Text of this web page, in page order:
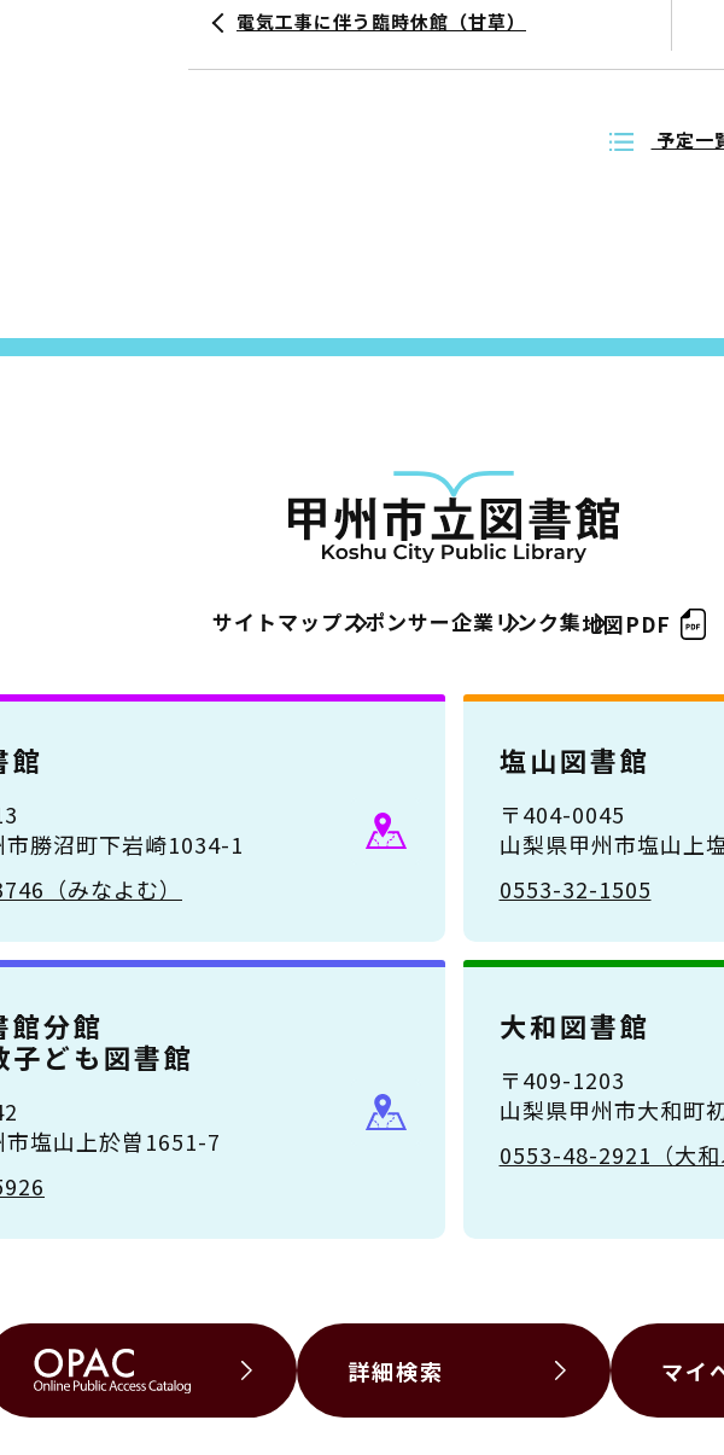
電気工事に伴う臨時休館（甘草）
予定一
サイトマップスポンサー企業リンク集地図PDF
館
市勝沼町下岩崎1034-1
（みなよむ）
塩山図書館
〒404-0045
山梨県甲州市塩山上
0553-32-1505
館分館
子ども図書館
市塩山上於曽1651-7
大和図書館
〒409-1203
山梨県甲州市大和町
0553-48-2921（大
詳細検索 マイ